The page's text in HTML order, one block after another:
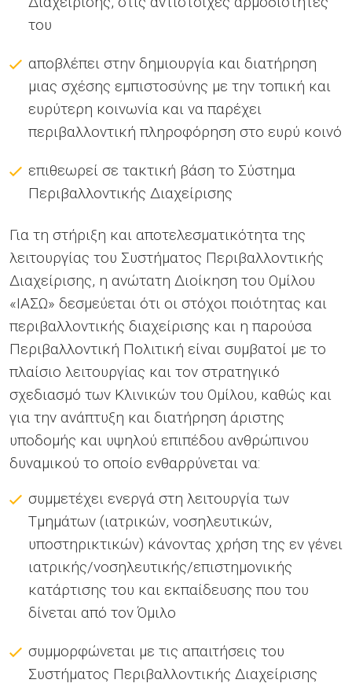
του
αποβλέπει στην δημιουργία και διατήρηση
μιας σχέσης εμπιστοσύνης με την τοπική και
ευρύτερη κοινωνία και να παρέχει
περιβαλλοντική πληροφόρηση στο ευρύ κοινό
επιθεωρεί σε τακτική βάση το Σύστημα
Περιβαλλοντικής Διαχείρισης
Για τη στήριξη και αποτελεσματικότητα της
λειτουργίας του Συστήματος Περιβαλλοντικής
Διαχείρισης, η ανώτατη Διοίκηση του Ομίλου
«ΙΑΣΩ» δεσμεύεται ότι οι στόχοι ποιότητας και
περιβαλλοντικής διαχείρισης και η παρούσα
Περιβαλλοντική Πολιτική είναι συμβατοί με το
πλαίσιο λειτουργίας και τον στρατηγικό
σχεδιασμό των Κλινικών του Ομίλου, καθώς και
για την ανάπτυξη και διατήρηση άριστης
υποδομής και υψηλού επιπέδου ανθρώπινου
δυναμικού το οποίο ενθαρρύνεται να:
συμμετέχει ενεργά στη λειτουργία των
Τμημάτων (ιατρικών, νοσηλευτικών,
υποστηρικτικών) κάνοντας χρήση της εν γένει
ιατρικής/νοσηλευτικής/επιστημονικής
κατάρτισης του και εκπαίδευσης που του
δίνεται από τον Όμιλο
συμμορφώνεται με τις απαιτήσεις του
Συστήματος Περιβαλλοντικής Διαχείρισης